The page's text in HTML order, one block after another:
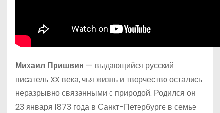
Михаил Пришвин — выдающийся русский
писатель XX века, чья жизнь и творчество остались
неразрывно связанными с природой. Родился он
23 января 1873 года в Санкт-Петербурге в семье